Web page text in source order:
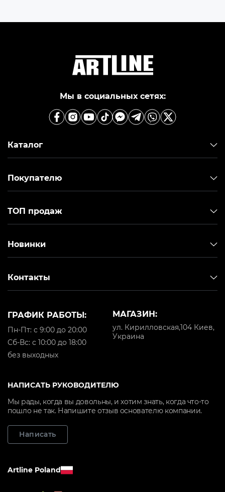
Мы в социальных сетях:
Каталог
Покупателю
ТОП продаж
Новинки
Контакты
МАГАЗИН:
ул. Кирилловская,104 Киев,
Украина
ГРАФИК РАБОТЫ:
Пн-Пт: с 9:00 до 20:00
Cб-Вс: с 10:00 до 18:00
без выходных
НАПИСАТЬ РУКОВОДИТЕЛЮ
Мы рады, когда вы довольны, и хотим знать, когда что-то
пошло не так. Напишите отзыв основателю компании.
Написать
Artline Poland